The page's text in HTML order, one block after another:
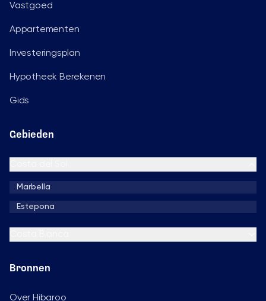
Vastgoed
Appartementen
Investeringsplan
Hypotheek Berekenen
Gids
Gebieden
Marbella
Estepona
Bronnen
Over Hibaroo